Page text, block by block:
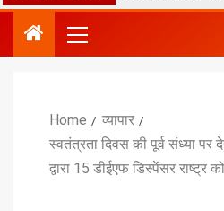
Home
व्यापार
स्वतंत्रता दिवस की पूर्व संध्या पर
द्वारा 15 डीईएफ डिस्पेंसर राष्ट्र